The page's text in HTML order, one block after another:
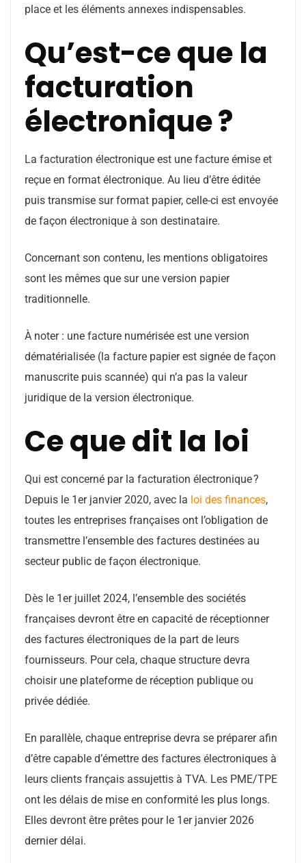
place et les éléments annexes indispensables.
Qu’est-ce que la
facturation
électronique ?
La facturation électronique est une facture émise et
reçue en format électronique. Au lieu d’être éditée
puis transmise sur format papier, celle-ci est envoyée
de façon électronique à son destinataire.
Concernant son contenu, les mentions obligatoires
sont les mêmes que sur une version papier
traditionnelle.
À noter : une facture numérisée est une version
dématérialisée (la facture papier est signée de façon
manuscrite puis scannée) qui n’a pas la valeur
juridique de la version électronique.
Ce que dit la loi
Qui est concerné par la facturation électronique ?
Depuis le 1er janvier 2020, avec la loi des finances,
toutes les entreprises françaises ont l’obligation de
transmettre l’ensemble des factures destinées au
secteur public de façon électronique.
Dès le 1er juillet 2024, l’ensemble des sociétés
françaises devront être en capacité de réceptionner
des factures électroniques de la part de leurs
fournisseurs. Pour cela, chaque structure devra
choisir une plateforme de réception publique ou
privée dédiée.
En parallèle, chaque entreprise devra se préparer afin
d’être capable d’émettre des factures électroniques à
leurs clients français assujettis à TVA. Les PME/TPE
ont les délais de mise en conformité les plus longs.
Elles devront être prêtes pour le 1er janvier 2026
dernier délai.